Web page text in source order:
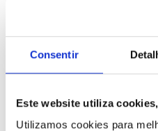
Consentir
Este website utiliza
Utilizamos cookies para
direção ajustável, oferecem a
trabalho ergonómico.